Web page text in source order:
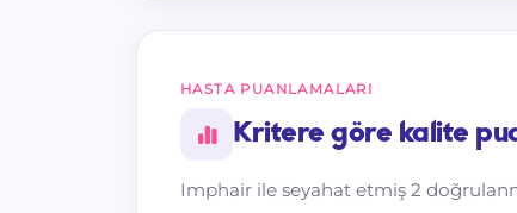
HASTA PUANLAMALARI
Kritere göre kalite
Imphair ile seyahat etmiş 2